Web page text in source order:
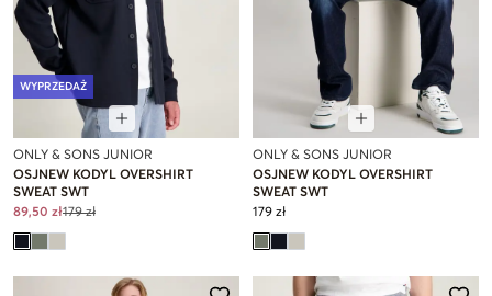
WYPRZEDAŻ
ONLY & SONS JUNIOR
OSJNEW KODYL OVERSHIRT
SWEAT SWT
89,50 zł179 zł
ONLY & SONS JUNIOR
OSJNEW KODYL OVERSHIRT
SWEAT SWT
179 zł